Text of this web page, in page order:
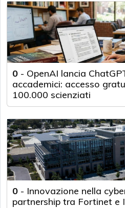
0 - OpenAI lancia
accademici: accesso
100.000 scienziati
0 - Innovazione nella
partnership tra Fortinet e